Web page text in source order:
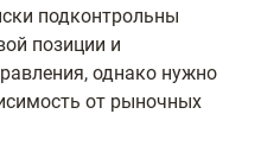
подконтрольны
позиции и
однако нужно
от рыночных